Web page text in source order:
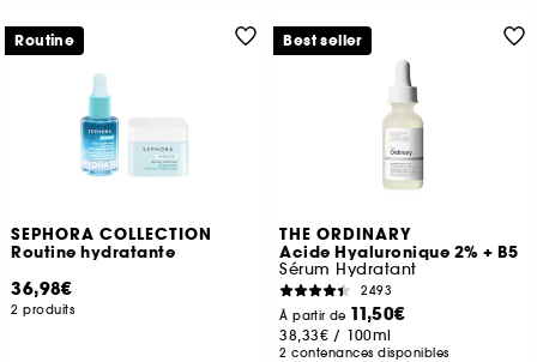
SEPHORA COLLECTION
Routine hydratante
36,98€
2 produits
Routine
THE ORDINARY
Acide Hyaluronique 2% + B5
Sérum Hydratant
2493
À partir de 11,50€
38,33€ / 100ml
2 contenances disponibles
Best seller